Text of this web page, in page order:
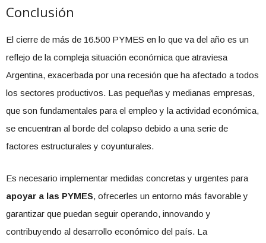
Conclusión
El cierre de más de 16.500 PYMES en lo que va del año es un
reflejo de la compleja situación económica que atraviesa
Argentina, exacerbada por una recesión que ha afectado a todos
los sectores productivos. Las pequeñas y medianas empresas,
que son fundamentales para el empleo y la actividad económica,
se encuentran al borde del colapso debido a una serie de
factores estructurales y coyunturales.
Es necesario implementar medidas concretas y urgentes para
apoyar a las PYMES, ofrecerles un entorno más favorable y
garantizar que puedan seguir operando, innovando y
contribuyendo al desarrollo económico del país. La